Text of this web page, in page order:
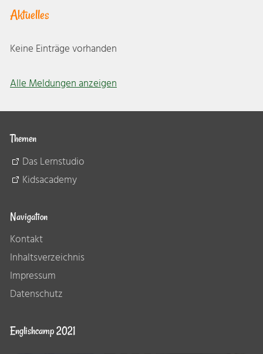
Aktuelles
Keine Einträge vorhanden
Alle Meldungen anzeigen
Themen
Das Lernstudio
Kidsacademy
Navigation
Kontakt
Inhaltsverzeichnis
Impressum
Datenschutz
Englishcamp 2021